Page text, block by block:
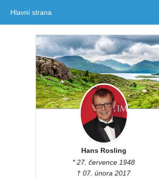
Hlavní strana
Hans Rosling
* 27. července 1948
† 07. února 2017